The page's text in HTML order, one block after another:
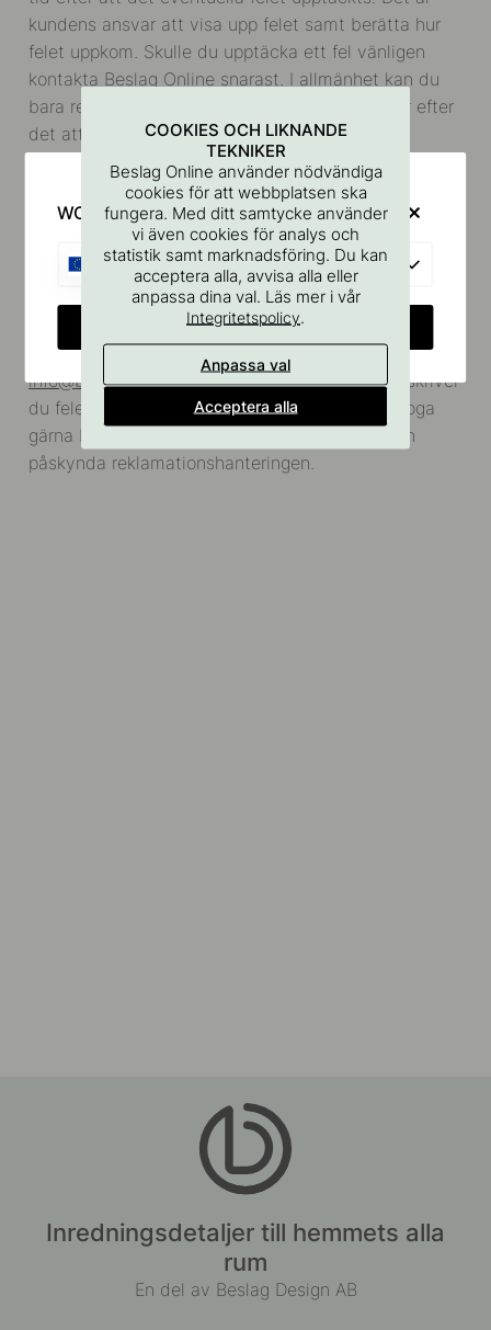
WOULD YOU RATHER VISIT?
EU
CHANGE COUNTRY
kundens ansvar att visa upp felet samt berätta hur
felet uppkom. Skulle du upptäcka ett fel vänligen
kontakta Beslag Online snarast. I allmänhet kan du
bara reklamera ett fel som uppstod inom två år efter
det att varan levererats till dig. Enligt
konsumentköplagen har du som konsument 3 års
reklamationsrätt, vilket innebär att du kan få varan
reparerad, utbytt, pengarna tillbaka eller reducerat
pris mot uppvisning av fel eller brist. Det måste
tydligt framgå att det är fel eller brist på produkten
för att kunna åberopa något av ovanstående.
Om du vill reklamera en produkt kan du göra det
genom att kontakta kundtjänst via e-post
info@beslagonline.se. I e-postmeddelandet beskriver
du felet och skickar med ditt ordernummer. Bifoga
gärna bilder på produkten för att underlätta och
påskynda reklamationshanteringen.
Inredningsdetaljer till hemmets alla
rum
En del av Beslag Design AB
COOKIES OCH LIKNANDE
TEKNIKER
Beslag Online använder nödvändiga
cookies för att webbplatsen ska
fungera. Med ditt samtycke använder
vi även cookies för analys och
statistik samt marknadsföring. Du kan
acceptera alla, avvisa alla eller
anpassa dina val. Läs mer i vår
Integritetspolicy.
Anpassa val
Acceptera alla